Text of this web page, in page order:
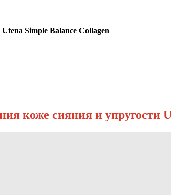
Simple Balance Collagen
коже сияния и упругости